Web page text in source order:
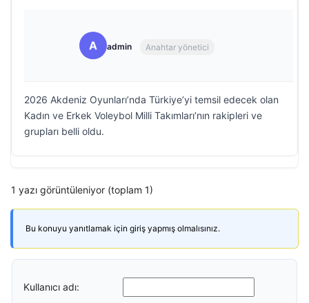
A admin Anahtar yönetici
2026 Akdeniz Oyunları’nda Türkiye’yi temsil edecek olan
Kadın ve Erkek Voleybol Milli Takımları’nın rakipleri ve
grupları belli oldu.
1 yazı görüntüleniyor (toplam 1)
Bu konuyu yanıtlamak için giriş yapmış olmalısınız.
Kullanıcı adı: